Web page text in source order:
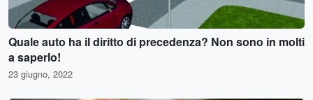
Quale auto ha il diritto di precedenza? Non sono in molti
a saperlo!
23 giugno, 2022